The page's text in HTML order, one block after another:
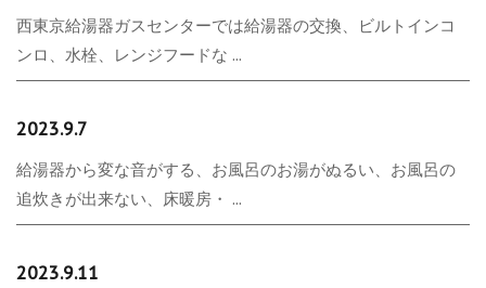
西東京給湯器ガスセンターでは給湯器の交換、ビルトインコ
ンロ、水栓、レンジフードな ...
2023.9.7
給湯器から変な音がする、お風呂のお湯がぬるい、お風呂の
追炊きが出来ない、床暖房・ ...
2023.9.11